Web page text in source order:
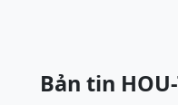
Bản tin